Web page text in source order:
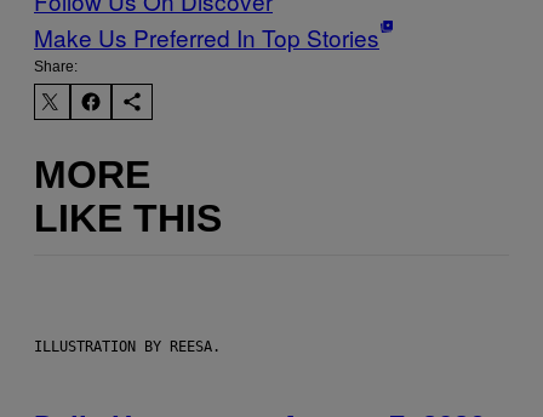
Make Us Preferred In Top Stories
Share:
MORE
LIKE THIS
ILLUSTRATION BY REESA.